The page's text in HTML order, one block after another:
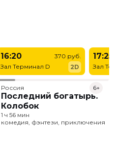
16:20
Зал Терминал D
370 руб.
2D
17:25
Зал
Россия
Последний богатырь.
Колобок
6+
1 ч 56 мин
комедия, фэнтези, приключения